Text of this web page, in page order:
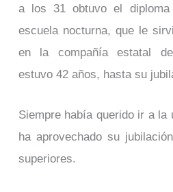
a los 31 obtuvo el
escuela nocturna, que le
en la compañía estatal
estuvo 42 años, hasta su
Siempre había querido ir a la
ha aprovechado su
superiores.